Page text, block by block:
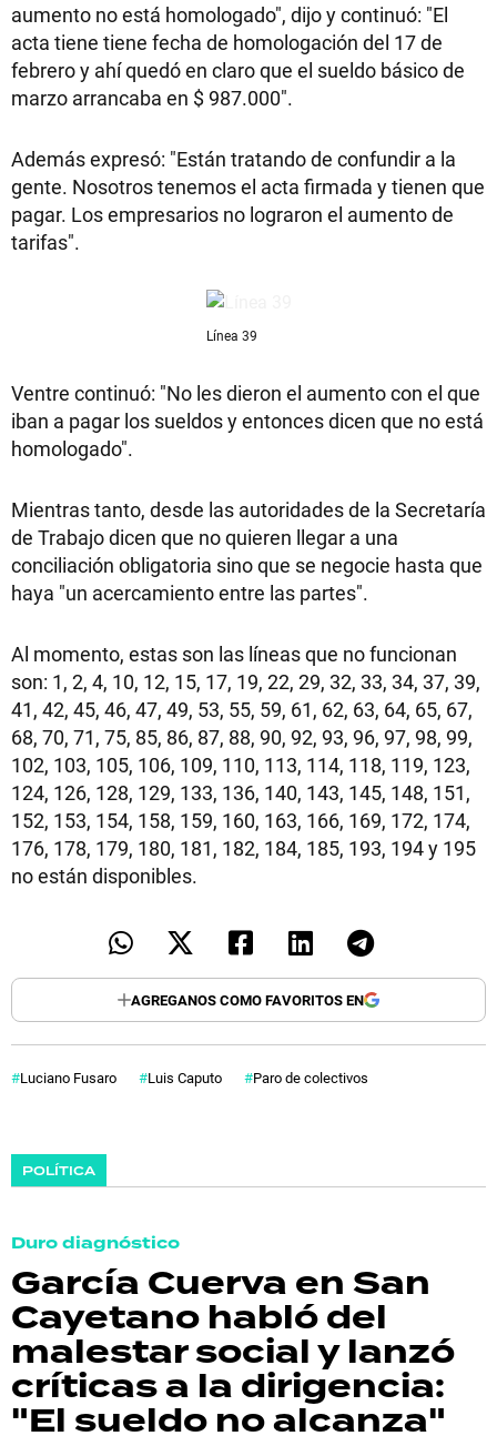
aumento no está homologado", dijo y continuó: "El
acta tiene tiene fecha de homologación del 17 de
febrero y ahí quedó en claro que el sueldo básico de
marzo arrancaba en $ 987.000".
Además expresó: "Están tratando de confundir a la
gente. Nosotros tenemos el acta firmada y tienen que
pagar. Los empresarios no lograron el aumento de
tarifas".
Línea 39
Ventre continuó: "No les dieron el aumento con el que
iban a pagar los sueldos y entonces dicen que no está
homologado".
Mientras tanto, desde las autoridades de la Secretaría
de Trabajo dicen que no quieren llegar a una
conciliación obligatoria sino que se negocie hasta que
haya "un acercamiento entre las partes".
Al momento, estas son las líneas que no funcionan
son: 1, 2, 4, 10, 12, 15, 17, 19, 22, 29, 32, 33, 34, 37, 39,
41, 42, 45, 46, 47, 49, 53, 55, 59, 61, 62, 63, 64, 65, 67,
68, 70, 71, 75, 85, 86, 87, 88, 90, 92, 93, 96, 97, 98, 99,
102, 103, 105, 106, 109, 110, 113, 114, 118, 119, 123,
124, 126, 128, 129, 133, 136, 140, 143, 145, 148, 151,
152, 153, 154, 158, 159, 160, 163, 166, 169, 172, 174,
176, 178, 179, 180, 181, 182, 184, 185, 193, 194 y 195
no están disponibles.
AGREGANOS COMO FAVORITOS EN
Luciano Fusaro Luis Caputo Paro de colectivos
POLÍTICA
Duro diagnóstico
García Cuerva en San
Cayetano habló del
malestar social y lanzó
críticas a la dirigencia:
"El sueldo no alcanza"